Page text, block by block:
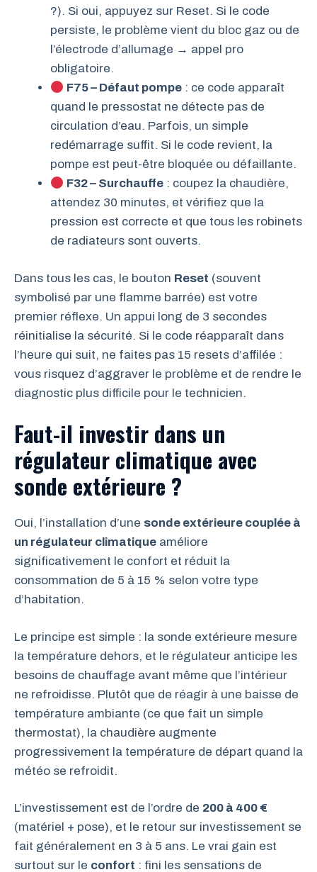
?). Si oui, appuyez sur Reset. Si le code
persiste, le problème vient du bloc gaz ou de
l’électrode d’allumage → appel pro
obligatoire.
F75 – Défaut pompe : ce code apparaît
quand le pressostat ne détecte pas de
circulation d’eau. Parfois, un simple
redémarrage suffit. Si le code revient, la
pompe est peut-être bloquée ou défaillante.
F32 – Surchauffe : coupez la chaudière,
attendez 30 minutes, et vérifiez que la
pression est correcte et que tous les robinets
de radiateurs sont ouverts.
Dans tous les cas, le bouton Reset (souvent
symbolisé par une flamme barrée) est votre
premier réflexe. Un appui long de 3 secondes
réinitialise la sécurité. Si le code réapparaît dans
l’heure qui suit, ne faites pas 15 resets d’affilée :
vous risquez d’aggraver le problème et de rendre le
diagnostic plus difficile pour le technicien.
Faut-il investir dans un
régulateur climatique avec
sonde extérieure ?
Oui, l’installation d’une sonde extérieure couplée à
un régulateur climatique améliore
significativement le confort et réduit la
consommation de 5 à 15 % selon votre type
d’habitation.
Le principe est simple : la sonde extérieure mesure
la température dehors, et le régulateur anticipe les
besoins de chauffage avant même que l’intérieur
ne refroidisse. Plutôt que de réagir à une baisse de
température ambiante (ce que fait un simple
thermostat), la chaudière augmente
progressivement la température de départ quand la
météo se refroidit.
L’investissement est de l’ordre de 200 à 400 €
(matériel + pose), et le retour sur investissement se
fait généralement en 3 à 5 ans. Le vrai gain est
surtout sur le confort : fini les sensations de